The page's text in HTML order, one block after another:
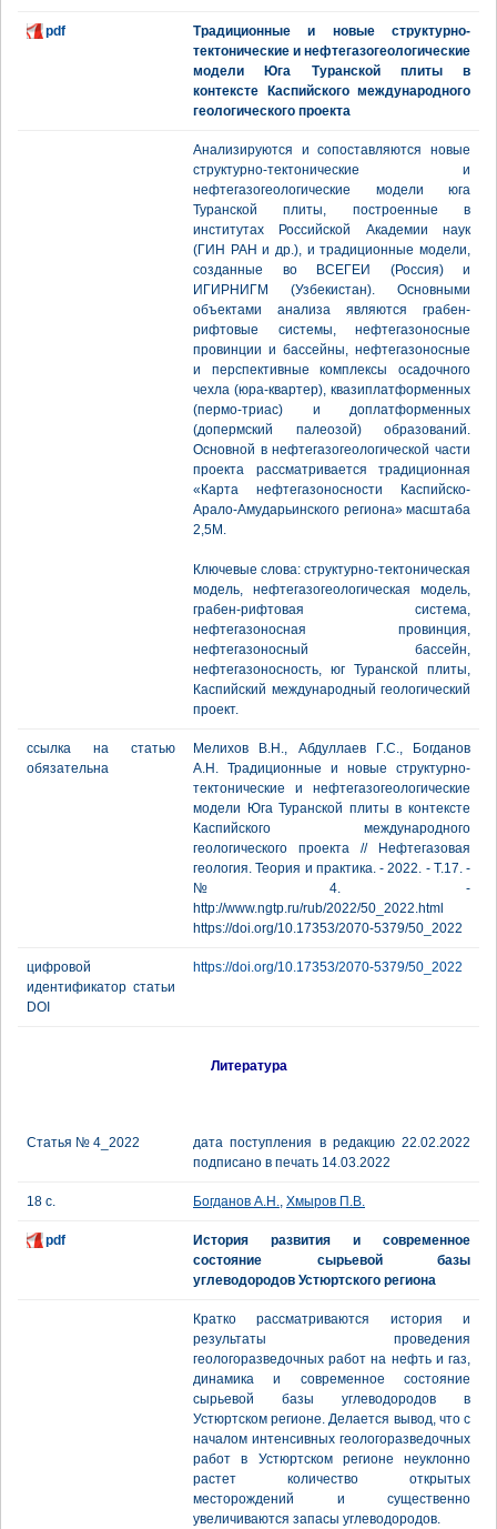
pdf
Традиционные и новые структурно-
тектонические и нефтегазогеологические
модели Юга Туранской плиты в
контексте Каспийского международного
геологического проекта
Анализируются и сопоставляются новые
структурно-тектонические и
нефтегазогеологические модели юга
Туранской плиты, построенные в
институтах Российской Академии наук
(ГИН РАН и др.), и традиционные модели,
созданные во ВСЕГЕИ (Россия) и
ИГИРНИГМ (Узбекистан). Основными
объектами анализа являются грабен-
рифтовые системы, нефтегазоносные
провинции и бассейны, нефтегазоносные
и перспективные комплексы осадочного
чехла (юра-квартер), квазиплатформенных
(пермо-триас) и доплатформенных
(допермский палеозой) образований.
Основной в нефтегазогеологической части
проекта рассматривается традиционная
«Карта нефтегазоносности Каспийско-
Арало-Амударьинского региона» масштаба
2,5М.
Ключевые слова: структурно-тектоническая
модель, нефтегазогеологическая модель,
грабен-рифтовая система,
нефтегазоносная провинция,
нефтегазоносный бассейн,
нефтегазоносность, юг Туранской плиты,
Каспийский международный геологический
проект.
ссылка на статью
обязательна
Мелихов В.Н., Абдуллаев Г.С., Богданов
А.Н. Традиционные и новые структурно-
тектонические и нефтегазогеологические
модели Юга Туранской плиты в контексте
Каспийского международного
геологического проекта // Нефтегазовая
геология. Теория и практика. - 2022. - Т.17. -
№4. -
http://www.ngtp.ru/rub/2022/50_2022.html
https://doi.org/10.17353/2070-5379/50_2022
цифровой
идентификатор статьи
DOI
https://doi.org/10.17353/2070-5379/50_2022
Литература
Статья № 4_2022
дата поступления в редакцию 22.02.2022
подписано в печать 14.03.2022
18 с. Богданов А.Н., Хмыров П.В.
pdf
История развития и современное
состояние сырьевой базы
углеводородов Устюртского региона
Кратко рассматриваются история и
результаты проведения
геологоразведочных работ на нефть и газ,
динамика и современное состояние
сырьевой базы углеводородов в
Устюртском регионе. Делается вывод, что с
началом интенсивных геологоразведочных
работ в Устюртском регионе неуклонно
растет количество открытых
месторождений и существенно
увеличиваются запасы углеводородов.